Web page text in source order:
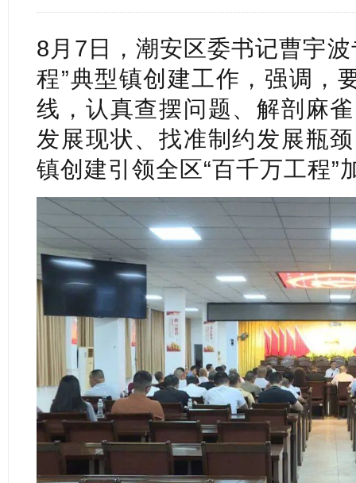
8月7日，潮安区委书记曹宇
程”典型镇创建工作，强调，
线，认真查摆问题、解剖麻
发展现状、找准制约发展瓶
镇创建引领全区“百千万工程”